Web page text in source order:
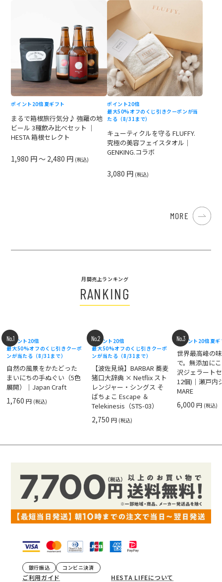
ポイント20倍 夏ギフト
まるで箱根旅行気分♪ 強羅の地
ビール 3種飲み比べセット ｜
HESTA 箱根セレクト
1,980 円 ～ 2,480 円 (税込)
ポイント20倍
最大50%オフのくじ引きクーポンが当
たる（8/31まで）
キューティクルを守る FLUFFY.
究極の美容フェイスタオル｜
GENKING.コラボ
3,080 円 (税込)
MORE
月間売上ランキング
RANKING
No.1
ポイント20倍
最大50%オフのくじ引きクーポ
ンが当たる（8/31まで）
自然の風景をかたどった
まいにちの手ぬぐい（5色
展開）｜Japan Craft
1,760円 (税込)
No.2
ポイント20倍
最大50%オフのくじ引きクーポ
ンが当たる（8/31まで）
【波佐見焼】BARBAR 蕎麦
猪口大辞典 × Netflix スト
レンジャー・シングス そ
ばちょこ Escape ＆
Telekinesis（STS-03）
2,750円 (税込)
No.3
ポイント20倍 夏
世界最高峰の
で。無添加に
沢ジェラート
12個)｜瀬戸内
MARE
6,000円 (税込)
銀行振込 コンビニ決済
ご利用ガイド HESTA LIFEについて